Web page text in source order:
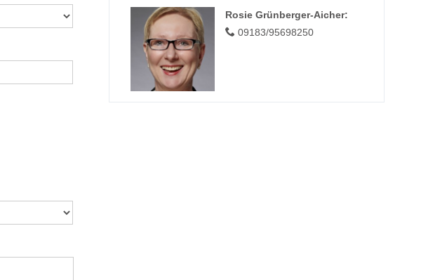
Rosie Grünberger-Aicher:
09183/95698250